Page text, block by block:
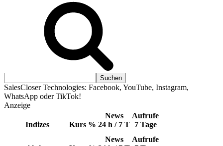
SalesCloser Technologies: Facebook, YouTube, Instagram,
WhatsApp oder TikTok!
Anzeige
Indizes Kurs %
News
24 h / 7 T
Aufrufe
7 Tage
News
Aufrufe